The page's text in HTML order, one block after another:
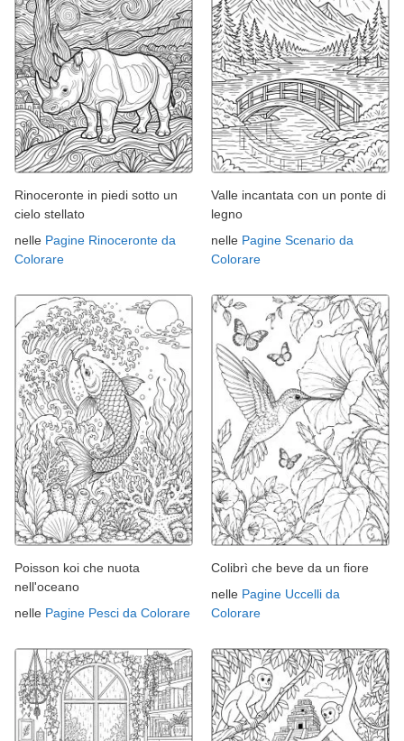
Rinoceronte in piedi sotto un
cielo stellato
nelle Pagine Rinoceronte da
Colorare
Valle incantata con un ponte di
legno
nelle Pagine Scenario da
Colorare
Poisson koi che nuota
nell'oceano
nelle Pagine Pesci da Colorare
Colibrì che beve da un fiore
nelle Pagine Uccelli da
Colorare